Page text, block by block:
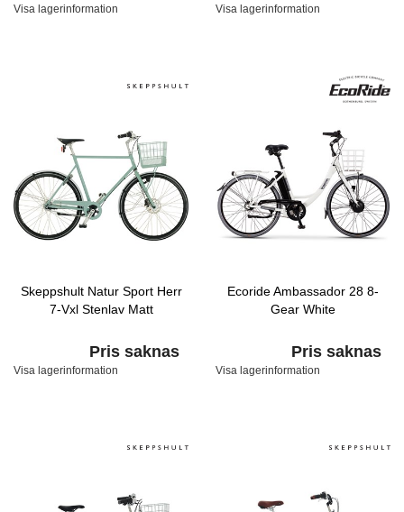
Visa lagerinformation Visa lagerinformation
Skeppshult Natur Sport Herr
7-Vxl Stenlav Matt
Pris saknas
Visa lagerinformation
Ecoride Ambassador 28 8-
Gear White
Pris saknas
Visa lagerinformation